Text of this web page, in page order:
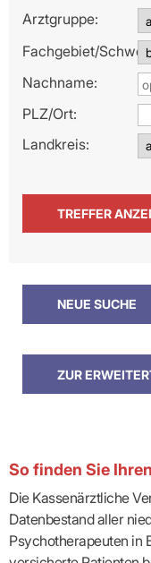
Arztgruppe:
Fachgebiet/
Nachname:
PLZ/Ort:
Landkreis:
So finden Sie
Die Kassenärztliche
Datenbestand aller
Psychotherapeuten in